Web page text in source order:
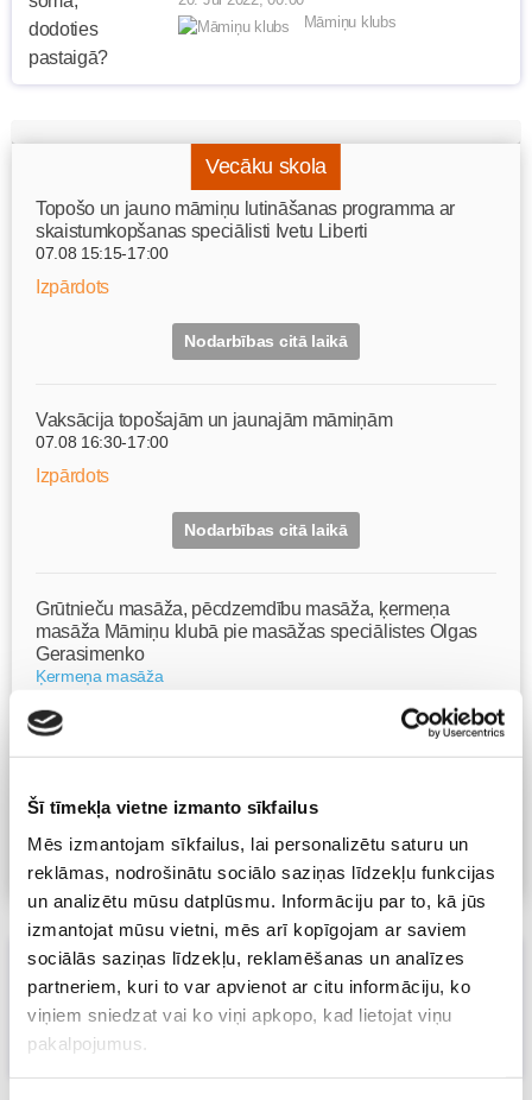
Šī tīmekļa vietne izmanto sīkfailus
Mēs izmantojam sīkfailus, lai personalizētu saturu un
reklāmas, nodrošinātu sociālo saziņas līdzekļu funkcijas
un analizētu mūsu datplūsmu. Informāciju par to, kā jūs
izmantojat mūsu vietni, mēs arī kopīgojam ar saviem
sociālās saziņas līdzekļu, reklamēšanas un analīzes
partneriem, kuri to var apvienot ar citu informāciju, ko
viņiem sniedzat vai ko viņi apkopo, kad lietojat viņu
pakalpojumus.
Māmiņu klubs
Vecāku skola
Topošo un jauno māmiņu lutināšanas programma ar
skaistumkopšanas speciālisti Ivetu Liberti
07.08 15:15-17:00
Izpārdots
Nodarbības citā laikā
Vaksācija topošajām un jaunajām māmiņām
07.08 16:30-17:00
Izpārdots
Nodarbības citā laikā
Grūtnieču masāža, pēcdzemdību masāža, ķermeņa
masāža Māmiņu klubā pie masāžas speciālistes Olgas
Gerasimenko
Ķermeņa masāža
Brīvo vietu skaits:
Visas nodarbības
Pirmā palīdzība saindēšanās gadījumā
12. Jul 2022, 00:00
Māmiņu klubs